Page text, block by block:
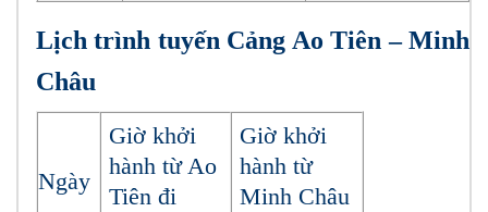
Lịch trình tuyến Cảng Ao Tiên – Minh
Châu
Ngày
Giờ khởi
hành từ Ao
Tiên đi
Giờ khởi
hành từ
Minh Châu